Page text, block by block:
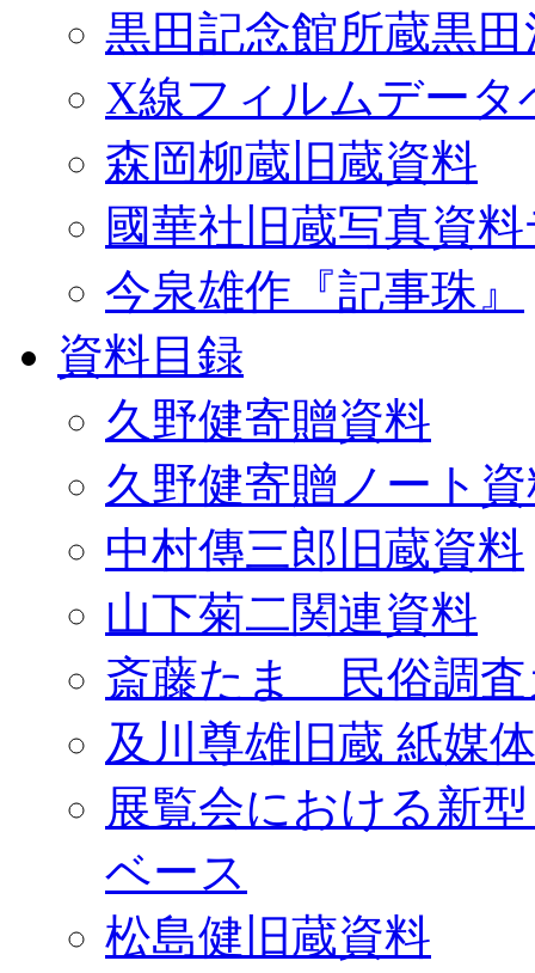
黒田記念館所蔵黒
X線フィルムデータ
森岡柳蔵旧蔵資料
國華社旧蔵写真資
今泉雄作『記事珠』
資料目録
久野健寄贈資料
久野健寄贈ノート
中村傳三郎旧蔵資料
山下菊二関連資料
斎藤たま 民俗調査
及川尊雄旧蔵 紙媒
展覧会における新
ベース
松島健旧蔵資料